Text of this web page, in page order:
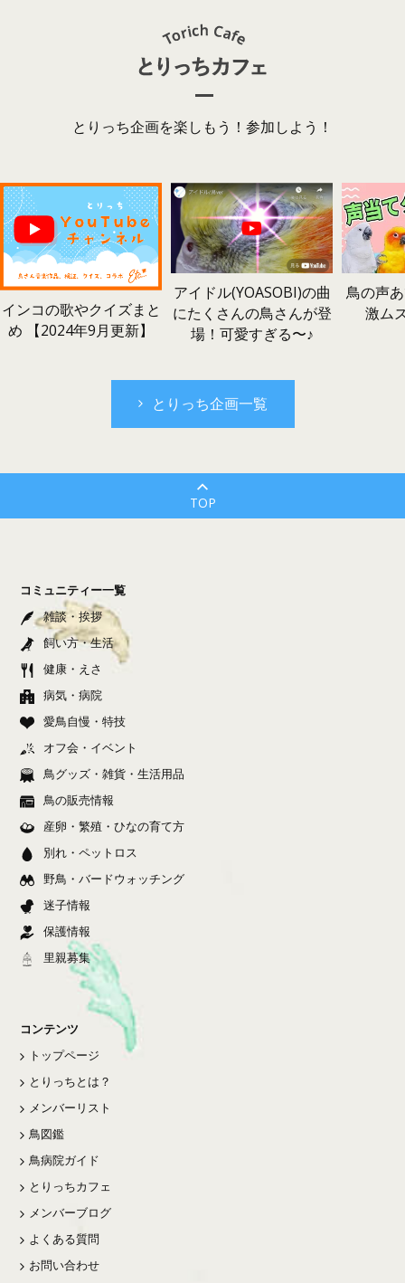
とりっち企画を楽しもう！参加しよう！
インコの歌やクイズまと
め 【2024年9月更新】
アイドル(YOASOBI)の曲
にたくさんの鳥さんが登
場！可愛すぎる〜♪
鳥の声
激ム
とりっち企画一覧
TOP
コミュニティー一覧
雑談・挨拶
飼い方・生活
健康・えさ
病気・病院
愛鳥自慢・特技
オフ会・イベント
鳥グッズ・雑貨・生活用品
鳥の販売情報
産卵・繁殖・ひなの育て方
別れ・ペットロス
野鳥・バードウォッチング
迷子情報
保護情報
里親募集
コンテンツ
トップページ
とりっちとは？
メンバーリスト
鳥図鑑
鳥病院ガイド
とりっちカフェ
メンバーブログ
よくある質問
お問い合わせ